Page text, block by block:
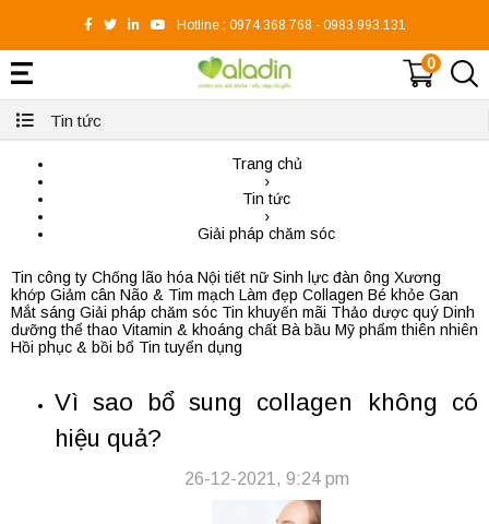
Hotline : 0974.368.768 - 0983.993.131
0
Tin tức
Trang chủ
›
Tin tức
›
Giải pháp chăm sóc
Tin công ty Chống lão hóa Nội tiết nữ Sinh lực đàn ông Xương
khớp Giảm cân Não & Tim mạch Làm đẹp Collagen Bé khỏe Gan
Mắt sáng Giải pháp chăm sóc Tin khuyến mãi Thảo dược quý Dinh
dưỡng thể thao Vitamin & khoáng chất Bà bầu Mỹ phẩm thiên nhiên
Hồi phục & bồi bổ Tin tuyển dụng
Vì sao bổ sung collagen không có
hiệu quả?
26-12-2021, 9:24 pm